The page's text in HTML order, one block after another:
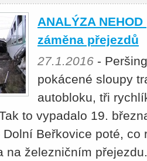
ANALÝZA
záměna přejezdů
27.1.2016 -
pokácené sloupy
autobloku, tři
to vypadalo 19.
Dolní Beřkovice poté,
na železničním